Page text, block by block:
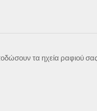
τα ηχεία ραφιού σας